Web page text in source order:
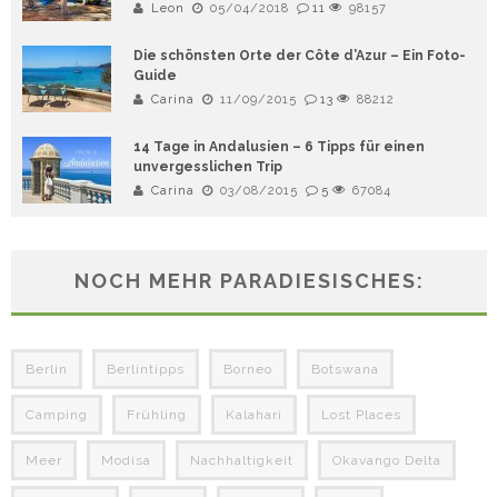
Leon 05/04/2018 11 98157
Die schönsten Orte der Côte d’Azur – Ein Foto-
Guide
Carina 11/09/2015 13 88212
14 Tage in Andalusien – 6 Tipps für einen
unvergesslichen Trip
Carina 03/08/2015 5 67084
NOCH MEHR PARADIESISCHES:
Berlin Berlintipps Borneo Botswana
Camping Frühling Kalahari Lost Places
Meer Modisa Nachhaltigkeit Okavango Delta